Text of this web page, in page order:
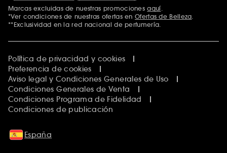
Singles' Day
Black Friday
Cyber Monday
Marcas excluidas de nuestras promocionesaquí.
*Ver condiciones de nuestras ofertas en Ofertas de Belleza.
**Exclusividad en la red nacional de perfumería.
Política de privacidad y cookies
Preferencia de cookies
Aviso legal y Condiciones Generales de Uso
Condiciones Generales de Venta
Condiciones Programa de Fidelidad
Condiciones de publicación
España